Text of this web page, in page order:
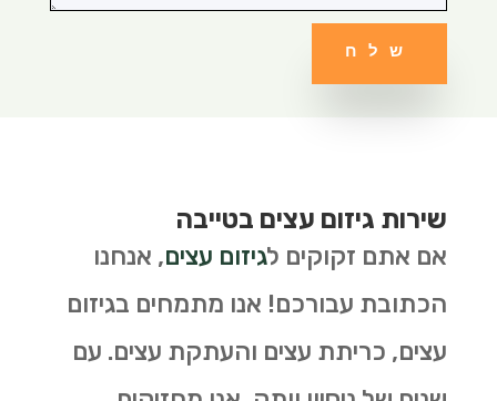
שלח
שירות גיזום עצים בטייבה
אם אתם זקוקים לגיזום עצים, אנחנו
הכתובת עבורכם! אנו מתמחים בגיזום
עצים, כריתת עצים והעתקת עצים. עם